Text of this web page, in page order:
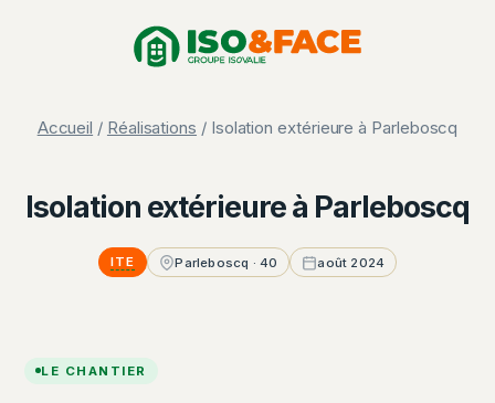
Accueil / Réalisations / Isolation extérieure à Parleboscq
Isolation extérieure à Parleboscq
ITE Parleboscq · 40 août 2024
LE CHANTIER